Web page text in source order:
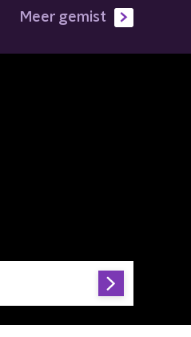
Meer gemist